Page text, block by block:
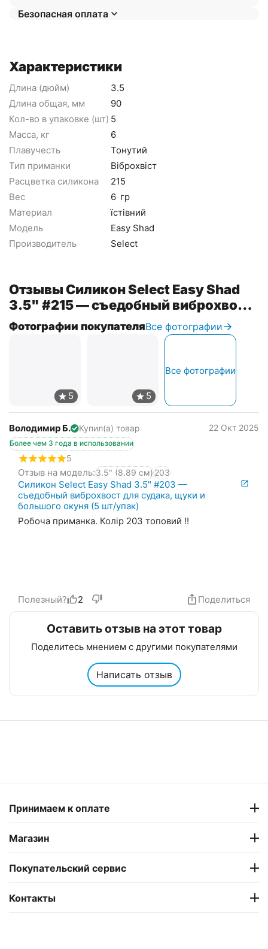
Безопасная оплата
Характеристики
Длина (дюйм)
3.5
Длина общая, мм
90
Кол-во в упаковке (шт) 5
Масса, кг
6
Плавучесть
Тонутий
Тип приманки
Віброхвіст
Расцветка силикона
215
Вес
6 гр
Материал
їстівний
Модель
Easy Shad
Производитель
Select
Отзывы Силикон Select Easy Shad
3.5" #215 — съедобный виброхвост
для судака, щуки и большого окуня
(5 шт/упак)
Фотографии покупателяВсе фотографии
Все фотографии
Володимир Б. Купил(а) товар
Более чем 3 года в использовании
22 Окт 2025
5
Отзыв на модель:3.5" (8.89 см)203
Силикон Select Easy Shad 3.5" #203 —
съедобный виброхвост для судака, щуки и
большого окуня (5 шт/упак)
Робоча приманка. Колір 203 топовий !!
Полезный? 2 Поделиться
Оставить отзыв на этот товар
Поделитесь мнением с другими покупателями
Написать отзыв
Принимаем к оплате
Магазин
Покупательский сервис
Контакты